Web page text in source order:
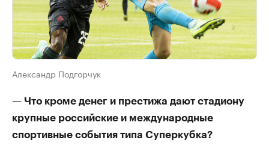
Александр Подгорчук
— Что кроме денег и престижа дают стадиону
крупные российские и международные
спортивные события типа Суперкубка?